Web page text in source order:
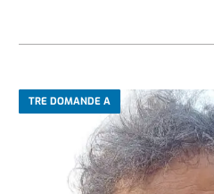
TRE DOMANDE A